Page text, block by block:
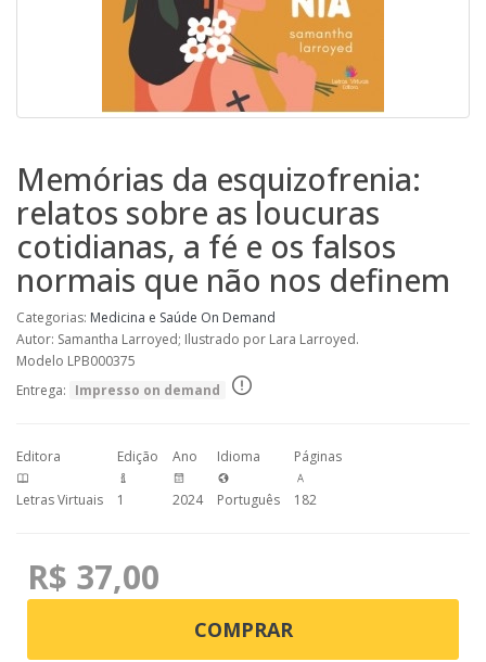
Memórias da esquizofrenia:
relatos sobre as loucuras
cotidianas, a fé e os falsos
normais que não nos definem
Categorias: Medicina e Saúde On Demand
Autor: Samantha Larroyed; Ilustrado por Lara Larroyed.
Modelo LPB000375
Entrega: Impresso on demand
Editora
Letras Virtuais
Edição
1
Ano
2024
Idioma
Português
Páginas
182
R$ 37,00
COMPRAR